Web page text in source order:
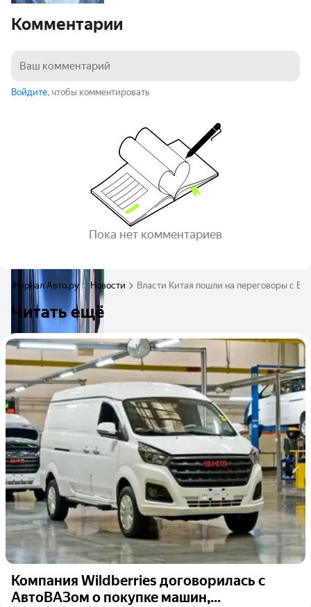
Комментарии
Войдите, чтобы комментировать
Пока нет комментариев
Журнал Авто.ру Новости Власти Китая пошли на переговоры с
Читать ещё
Компания Wildberries договорилась с
АвтоВАЗом о покупке машин,...